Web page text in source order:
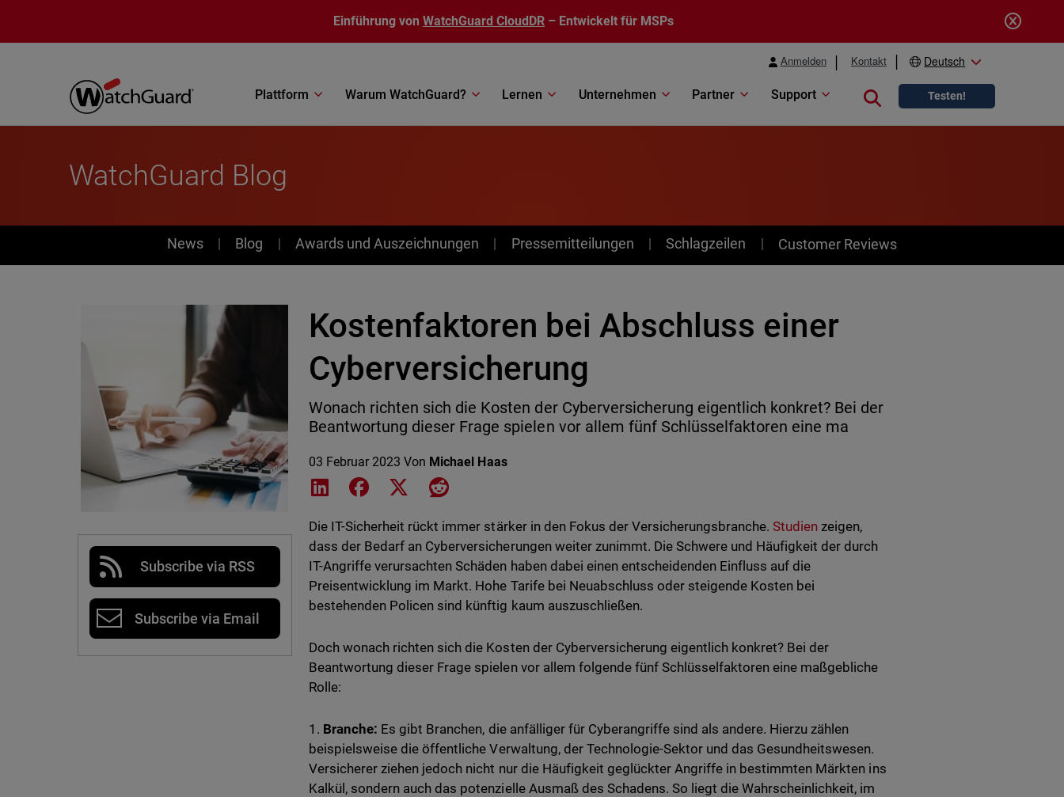
Einführung von WatchGuard CloudDR – Entwickelt für MSPs
Anmelden Kontakt Deutsch
Plattform Warum WatchGuard? Lernen Unternehmen Partner Support Close search
Testen!
WatchGuard Blog
News
News Blog Awards und Auszeichnungen Pressemitteilungen Schlagzeilen Customer Reviews
Subscribe via RSS
Subscribe via Email
Kostenfaktoren bei Abschluss einer
Cyberversicherung
Wonach richten sich die Kosten der Cyberversicherung eigentlich konkret? Bei der
Beantwortung dieser Frage spielen vor allem fünf Schlüsselfaktoren eine ma
03 Februar 2023 Von Michael Haas
Share on LinkedIn
Share on Facebook
Share on XShare on Reddit
Die IT-Sicherheit rückt immer stärker in den Fokus der Versicherungsbranche.Studien zeigen,
dass der Bedarf an Cyberversicherungen weiter zunimmt. Die Schwere und Häufigkeit der durch
IT-Angriffe verursachten Schäden haben dabei einen entscheidenden Einfluss auf die
Preisentwicklung im Markt. Hohe Tarife bei Neuabschluss oder steigende Kosten bei
bestehenden Policen sind künftig kaum auszuschließen.
Doch wonach richten sich die Kosten der Cyberversicherung eigentlich konkret? Bei der
Beantwortung dieser Frage spielen vor allem folgende fünf Schlüsselfaktoren eine maßgebliche
Rolle:
1. Branche: Es gibt Branchen, die anfälliger für Cyberangriffe sind als andere. Hierzu zählen
beispielsweise die öffentliche Verwaltung, der Technologie-Sektor und das Gesundheitswesen.
Versicherer ziehen jedoch nicht nur die Häufigkeit geglückter Angriffe in bestimmten Märkten ins
Kalkül, sondern auch das potenzielle Ausmaß des Schadens. So liegt die Wahrscheinlichkeit, im